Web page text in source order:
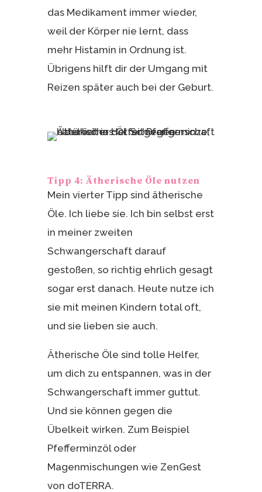
das Medikament immer wieder,
weil der Körper nie lernt, dass
mehr Histamin in Ordnung ist.
Übrigens hilft dir der Umgang mit
Reizen später auch bei der Geburt.
Tipp 4: Ätherische Öle nutzen
Mein vierter Tipp sind ätherische
Öle. Ich liebe sie. Ich bin selbst erst
in meiner zweiten
Schwangerschaft darauf
gestoßen, so richtig ehrlich gesagt
sogar erst danach. Heute nutze ich
sie mit meinen Kindern total oft,
und sie lieben sie auch.
Ätherische Öle sind tolle Helfer,
um dich zu entspannen, was in der
Schwangerschaft immer guttut.
Und sie können gegen die
Übelkeit wirken. Zum Beispiel
Pfefferminzöl oder
Magenmischungen wie ZenGest
von doTERRA.